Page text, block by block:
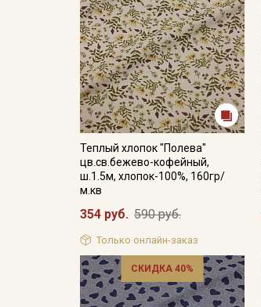
Теплый хлопок "Полева"
цв.св.бежево-кофейный,
ш.1.5м, хлопок-100%, 160гр/
м.кв
354 руб. 590 руб.
Только онлайн-заказ
СКИДКА 40%